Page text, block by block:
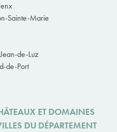
Sainte-Marie
de-Luz
de-Port
ET DOMAINES
DU DÉPARTEMENT